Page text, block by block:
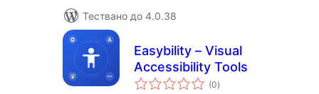
Тествано до 4.0.38
Easybility – Visual
Accessibility Tools
(0общо
оценки
)